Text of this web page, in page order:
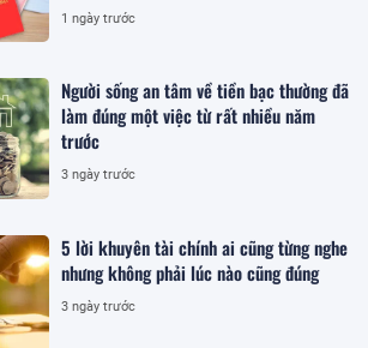
1 ngày trước
Người sống an tâm về tiền bạc thường đã
làm đúng một việc từ rất nhiều năm
trước
3 ngày trước
5 lời khuyên tài chính ai cũng từng nghe
nhưng không phải lúc nào cũng đúng
3 ngày trước